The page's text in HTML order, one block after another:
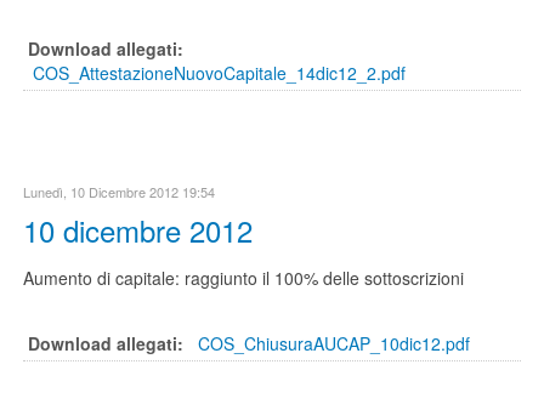
Download allegati:
COS_AttestazioneNuovoCapitale_14dic12_2.pdf
Lunedì, 10 Dicembre 2012 19:54
10 dicembre 2012
Aumento di capitale: raggiunto il 100% delle sottoscrizioni
Download allegati: COS_ChiusuraAUCAP_10dic12.pdf